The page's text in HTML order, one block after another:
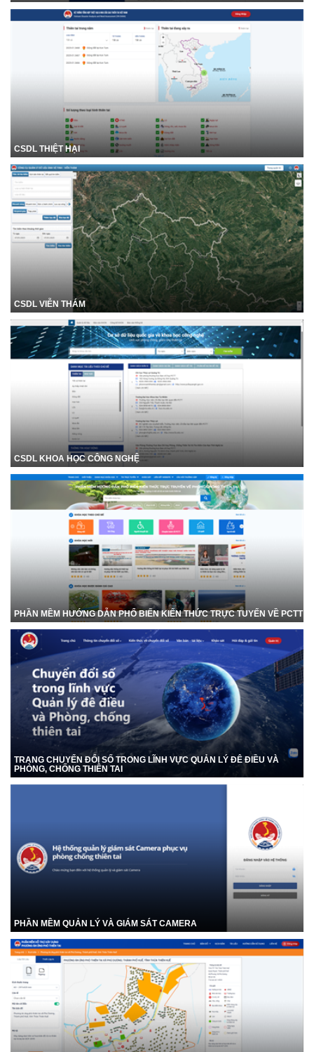
CSDL THIỆT HẠI
CSDL VIỄN THÁM
CSDL KHOA HỌC CÔNG NGHỆ
PHẦN MỀM HƯỚNG DẪN PHỔ BIẾN KIẾN THỨC TRỰC TUYẾN VỀ PCTT
TRANG CHUYỂN ĐỔI SỐ TRONG LĨNH VỰC QUẢN LÝ ĐÊ ĐIỀU VÀ
PHÒNG, CHỐNG THIÊN TAI
PHẦN MỀM QUẢN LÝ VÀ GIÁM SÁT CAMERA